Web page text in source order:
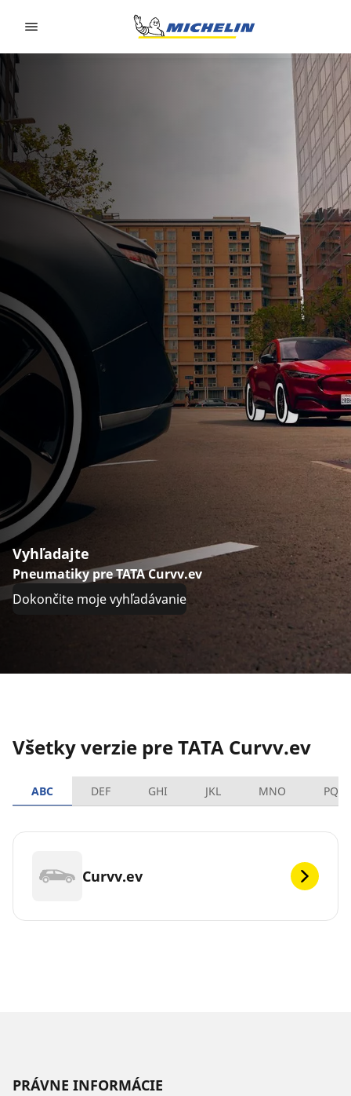
Vyhľadajte
Pneumatiky pre TATA Curvv.ev
Dokončite moje vyhľadávanie
Všetky verzie pre TATA Curvv.ev
ABC DEF GHI JKL MNO PQRS
Curvv.ev
PRÁVNE INFORMÁCIE